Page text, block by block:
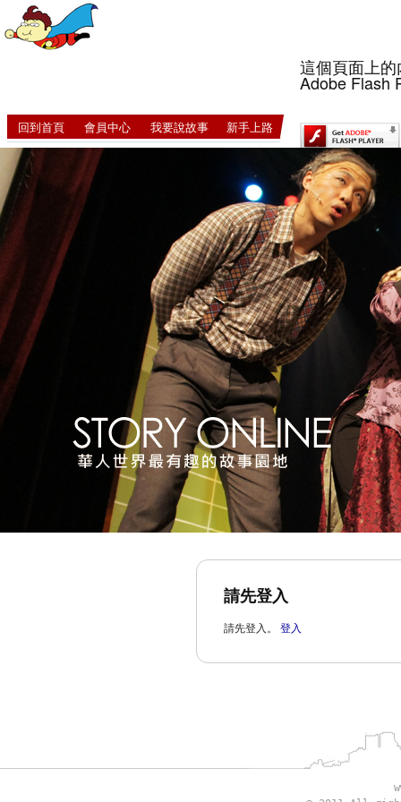
這個頁面上
Adobe Flash
回到首頁 會員中心 我要說故事 新手上路
請先登入
請先登入。 登入